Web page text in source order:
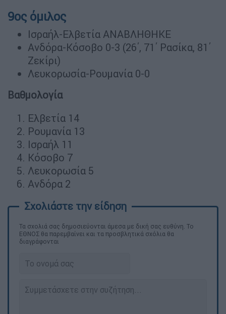
9ος όμιλος
Ισραήλ-Ελβετία ΑΝΑΒΛΗΘΗΚΕ
Ανδόρα-Κόσοβο 0-3 (26΄, 71΄ Ρασίκα, 81΄
Ζεκίρι)
Λευκορωσία-Ρουμανία 0-0
Βαθμολογία
Ελβετία 14
Ρουμανία 13
Ισραήλ 11
Κόσοβο 7
Λευκορωσία 5
Ανδόρα 2
Τα σχολιά σας δημοσιεύονται άμεσα με δική σας ευθύνη. Το
ΕΘΝΟΣ θα παρεμβαίνει και τα προσβλητικά σχόλια θα
διαγράφονται